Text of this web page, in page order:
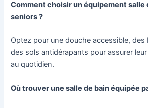
Comment choisir un équipement salle
seniors ?
Optez pour une douche accessible, des
des sols antidérapants pour assurer
au quotidien.
Où trouver une salle de bain équipée